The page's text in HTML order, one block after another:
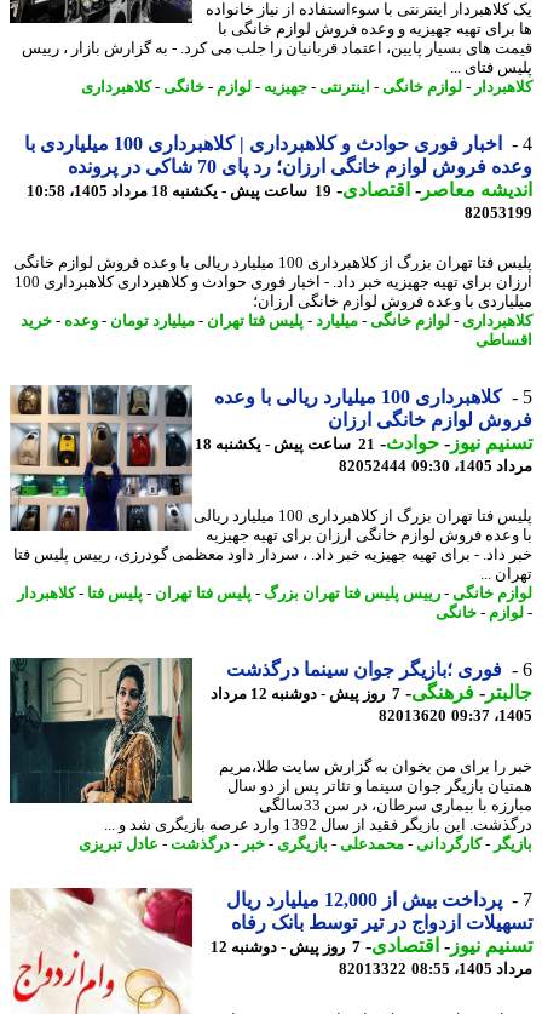
اینترنتی با سوءاستفاده از نیاز خانواده
تهیه جهیزیه و وعده فروش لوازم خانگی با
های بسیار پایین، اعتماد قربانیان را جلب می کرد. - به گزارش بازار ، رییس
فتای ...
-لوازم خانگی-اینترنتی-جهیزیه- لوازم- خانگی-کلاهبرداری
اخبار فوری حوادث و کلاهبرداری | کلاهبرداری 100 میلیاردی با
فروش لوازم خانگی ارزان؛ رد پای 70 شاکی در پرونده
معاصر-اقتصادی-19 ساعت پیش - یکشنبه 18 مرداد 1405، 10:58
پلیس فتا تهران بزرگ از کلاهبرداری 100 میلیارد ریالی با وعده فروش لوازم خانگی
ارزان برای تهیه جهیزیه خبر داد. - اخبار فوری حوادث و کلاهبرداری کلاهبرداری 100
با وعده فروش لوازم خانگی ارزان؛
- لوازم خانگی-میلیارد-پلیس فتا تهران- میلیارد تومان-وعده-خرید
کلاهبرداری 100 میلیارد ریالی با وعده
لوازم خانگی ارزان
نیوز-حوادث -
21 ساعت پیش - یکشنبه 18
09:30
82052444
پلیس فتا تهران بزرگ از کلاهبرداری 100 میلیارد ریالی
فروش لوازم خانگی ارزان برای تهیه جهیزیه
داد. - برای تهیه جهیزیه خبر داد. ، سردار داود معظمی گودرزی، رییس پلیس فتا
...
خانگی-رییس پلیس فتا تهران بزرگ- پلیس فتا تهران- پلیس فتا- کلاهبردار
- خانگی
فوری ؛بازیگر جوان سینما درگذشت
-فرهنگی-
7 روز پیش - دوشنبه 12 مرداد
82013620
را برای من بخوان به گزارش سایت طلا،مریم
بازیگر جوان سینما و تئاتر پس از دو سال
مبارزه با بیماری سرطان، در سن 33سالگی
این بازیگر فقید از سال 1392 وارد عرصه بازیگری شد و ...
-کارگردانی- محمدعلی-بازیگری- خبر-درگذشت-عادل تبریزی
پرداخت بیش از 12,000 میلیارد ریال
ازدواج در تیر توسط بانک رفاه
نیوز-اقتصادی-
7 روز پیش - دوشنبه 12
08:55
82013322